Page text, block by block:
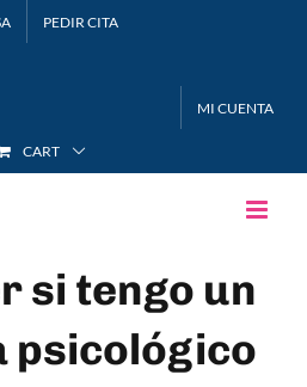
PEDIR CITA
MI CUENTA
CART
si tengo un
psicológico